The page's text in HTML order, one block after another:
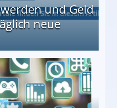
und Geld
neue